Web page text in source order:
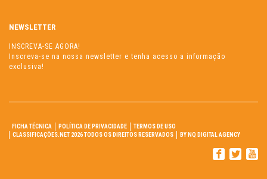
NEWSLETTER
INSCREVA-SE AGORA!
Inscreva-se na nossa newsletter e tenha acesso a informação
exclusiva!
FICHA TÉCNICA POLÍTICA DE PRIVACIDADE
TERMOS DE USO
CLASSIFICAÇÕES.NET 2026 TODOS OS DIREITOS RESERVADOS
BY NQ DIGITAL AGENCY